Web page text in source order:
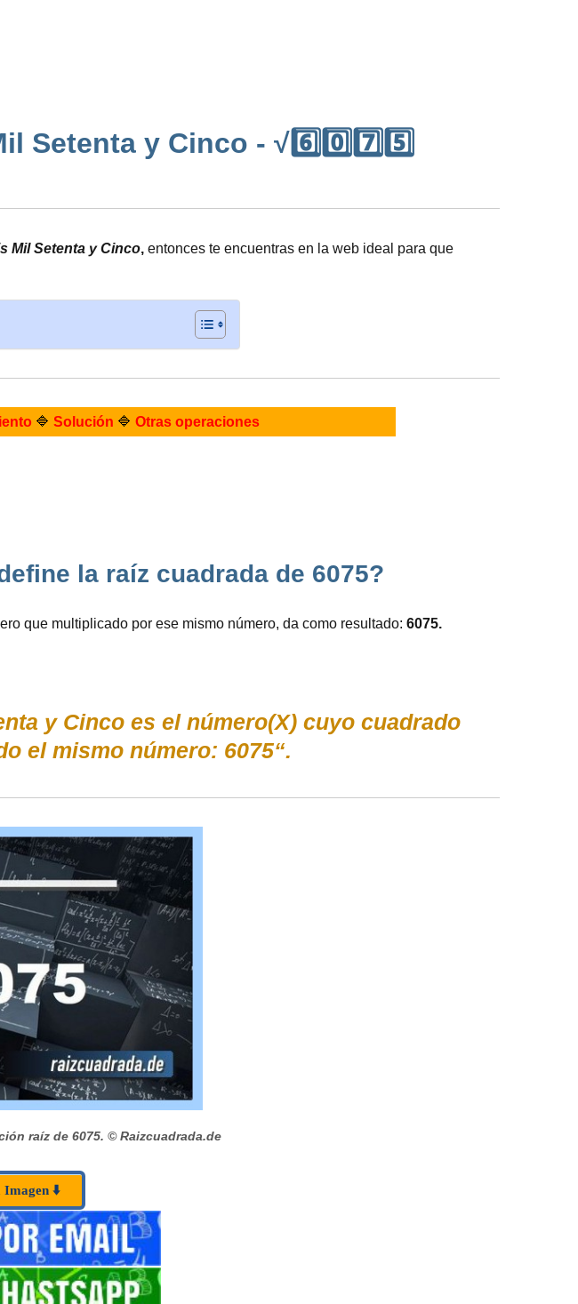
Setenta y Cinco - √6️⃣0️⃣7️⃣5️⃣
Mil Setenta y Cinco, entonces te encuentras en la web ideal para que
🔷 Solución 🔷 Otras operaciones
la raíz cuadrada de 6075?
que multiplicado por ese mismo número, da como resultado: 6075.
y Cinco es el número(X) cuyo cuadrado
el mismo número: 6075“.
raíz de 6075. © Raizcuadrada.de
Imagen ⬇️